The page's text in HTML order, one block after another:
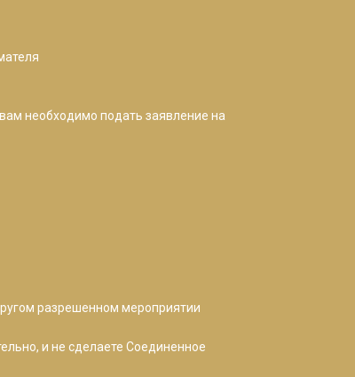
необходимо подать заявление на
разрешенном мероприятии
и не сделаете Соединенное